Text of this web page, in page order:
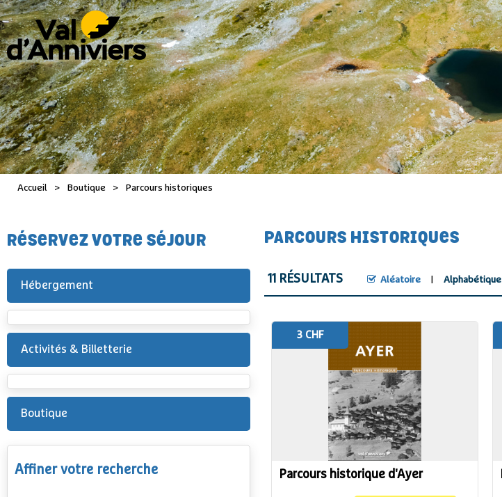
Accueil > Boutique > Parcours historiques
RÉSERVEZ VOTRE SÉJOUR
Hébergement
Activités & Billetterie
Boutique
Affiner votre recherche
PARCOURS HISTORIQUES
11 RÉSULTATS Aléatoire Alphabétique
Parcours historique d'Ayer
3 CHF